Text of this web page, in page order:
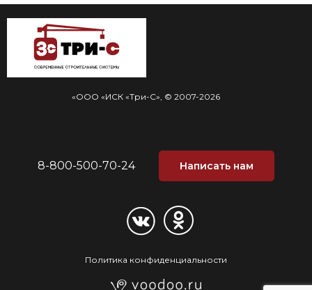
«ООО «ИСК «Три-С», © 2007-2026
8-800-500-70-24 Написать нам
Политика конфиденциальности